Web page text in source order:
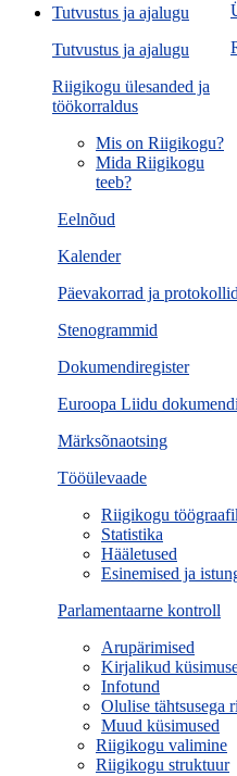
Eelnõud
Kalender
Päevakorrad ja protokollid
Stenogrammid
Dokumendiregister
Euroopa Liidu
Märksõnaotsing
Tööülevaade
Riigikogu
Statistika
Hääletused
Esinemised ja
Parlamentaarne kontroll
Arupärimised
Kirjalikud
Infotund
Olulise tähtsusega
Muud küsimused
Tutvustus ja ajalugu
Tutvustus ja ajalugu
Riigikogu ülesanded ja
töökorraldus
Mis on Riigikogu?
Mida Riigikogu
teeb?
Riigikogu valimine
Riigikogu struktuur